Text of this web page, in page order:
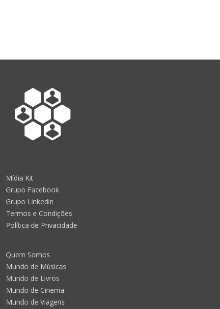
Mídia Kit
Grupo Facebook
Grupo Linkedin
Termos e Condições
Política de Privacidade
Quem Somos
Mundo de Músicas
Mundo de Livros
Mundo de Cinema
Mundo de Viagens